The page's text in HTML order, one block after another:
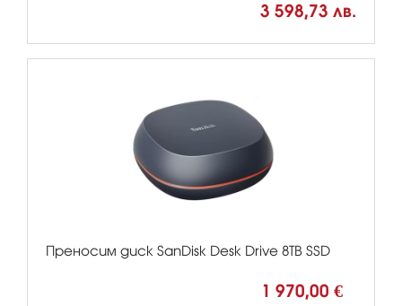
3 598,73 лв.
Преносим диск SanDisk Desk Drive 8TB SSD
1 970,00 €